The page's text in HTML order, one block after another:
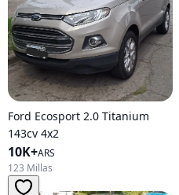
Ford Ecosport 2.0 Titanium
143cv 4x2
10K+ARS
123 Millas